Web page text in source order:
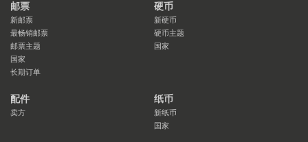
邮票
新邮票
最畅销邮票
邮票主题
国家
长期订单
硬币
新硬币
硬币主题
国家
配件
卖方
纸币
新纸币
国家